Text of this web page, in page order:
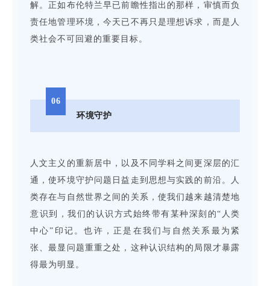
解。正如布伦特兰早已前瞻性指出的那样，审慎而负
责任地管理环境，今天已不再只是理想诉求，而是人
类社会不可回避的重要目标。
06
环境守护
人文主义的重新居中，以及不同学科之间更深层的汇
通，使环境守护问题日益走到思想与实践的前沿。人
类存在与自然世界之间的关系，使我们越来越清楚地
意识到，我们的认识方式始终带有某种深刻的“人类
中心”印记。也许，正是在我们与自然关系最为紧
张、最显问题重重之处，这种认识结构的局限才暴露
得最为明显。